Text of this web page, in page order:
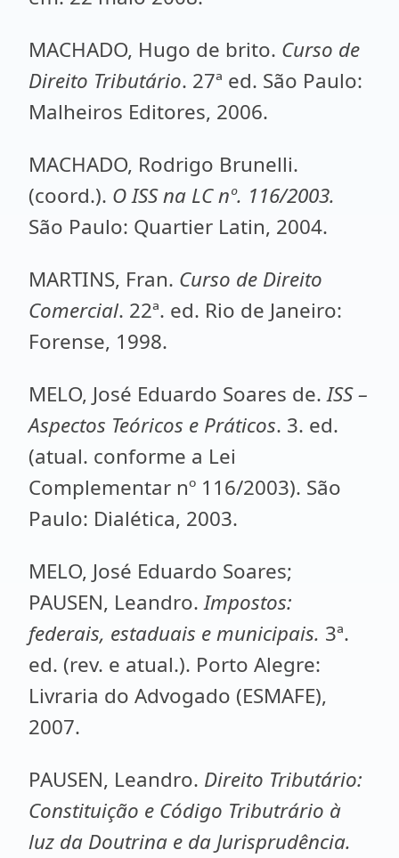
MACHADO, Hugo de brito. Curso de
Direito Tributário. 27ª ed. São Paulo:
Malheiros Editores, 2006.
MACHADO, Rodrigo Brunelli.
(coord.). O ISS na LC nº. 116/2003.
São Paulo: Quartier Latin, 2004.
MARTINS, Fran. Curso de Direito
Comercial. 22ª. ed. Rio de Janeiro:
Forense, 1998.
MELO, José Eduardo Soares de.ISS –
Aspectos Teóricos e Práticos. 3. ed.
(atual. conforme a Lei
Complementar nº 116/2003). São
Paulo: Dialética, 2003.
MELO, José Eduardo Soares;
PAUSEN, Leandro.Impostos:
federais, estaduais e municipais. 3ª.
ed. (rev. e atual.). Porto Alegre:
Livraria do Advogado (ESMAFE),
2007.
PAUSEN, Leandro. Direito Tributário:
Constituição e Código Tributrário à
luz da Doutrina e da Jurisprudência.